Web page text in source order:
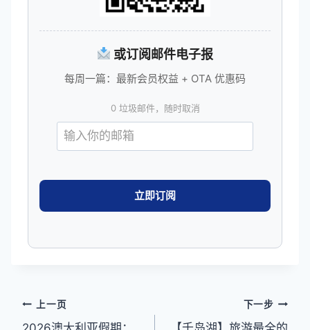
或订阅邮件电子报
每周一篇：最新会员权益 + OTA 优惠码
0 垃圾邮件，随时取消
文 上一页 下一步